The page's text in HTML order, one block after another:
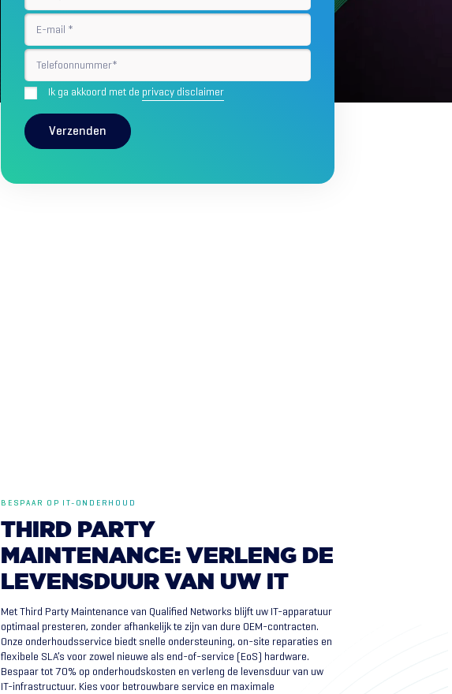
E-
mail
Telefoonnummer
ConsentIk ga akkoord met de privacy disclaimer
Verzenden
BESPAAR OP IT-ONDERHOUD
THIRD PARTY
MAINTENANCE: VERLENG DE
LEVENSDUUR VAN UW IT
Met Third Party Maintenance van Qualified Networks blijft uw IT-apparatuur
optimaal presteren, zonder afhankelijk te zijn van dure OEM-contracten.
Onze onderhoudsservice biedt snelle ondersteuning, on-site reparaties en
flexibele SLA’s voor zowel nieuwe als end-of-service (EoS) hardware.
Bespaar tot 70% op onderhoudskosten en verleng de levensduur van uw
IT-infrastructuur. Kies voor betrouwbare service en maximale